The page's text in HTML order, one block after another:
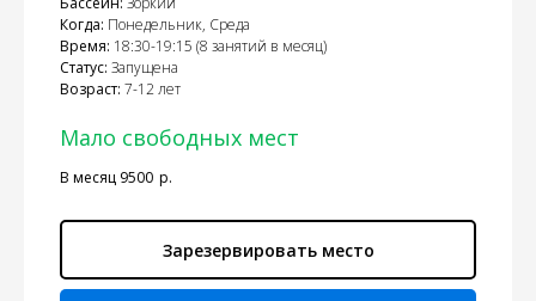
Когда: Понедельник, Среда
Время: 18:30-19:15 (8 занятий в месяц)
Статус: Запущена
Возраст: 7-12 лет
Мало свободных мест
В месяц 9500 р.
Зарезервировать место